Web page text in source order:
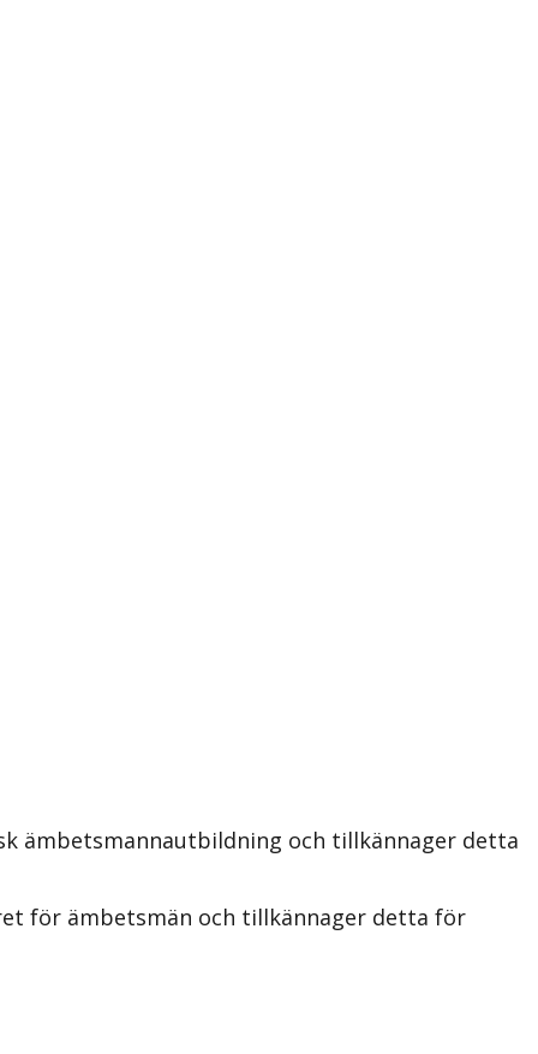
ämbetsmannautbildning och tillkännager detta
för ämbetsmän och tillkännager detta för